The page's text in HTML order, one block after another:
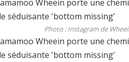
Photo : Instagram de